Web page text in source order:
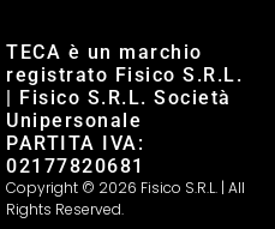
TECA è un marchio
registrato Fisico S.R.L.
| Fisico S.R.L. Società
Unipersonale
PARTITA IVA:
02177820681
Copyright © 2026 Fisico S.R.L. | All
Rights Reserved.